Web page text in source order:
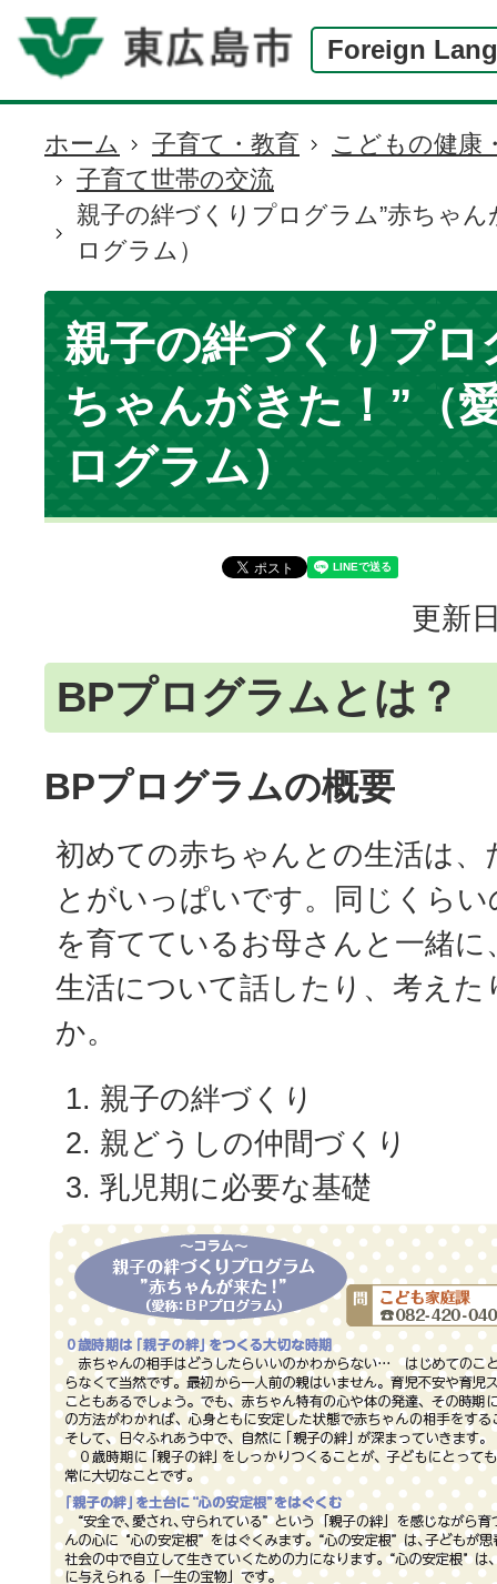
Foreign
現
在
置
ホーム 子育て・教育
こどもの健康
子育て世帯の交流
親子の絆づくりプログラム”赤ちゃん
ログラム）
親子の絆づくりプロ
ちゃんがきた！”（
ログラム）
更新
BPプログラムとは？
BPプログラムの概要
初めての赤ちゃんとの生活は
とがいっぱいです。同じくら
を育てているお母さんと一緒
生活について話したり、考え
か。
親子の絆づくり
親どうしの仲間づくり
乳児期に必要な基礎